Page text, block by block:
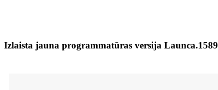
Izlaista jauna programmatūras versija Launca.1589